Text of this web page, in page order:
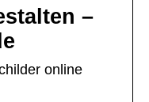
–
online